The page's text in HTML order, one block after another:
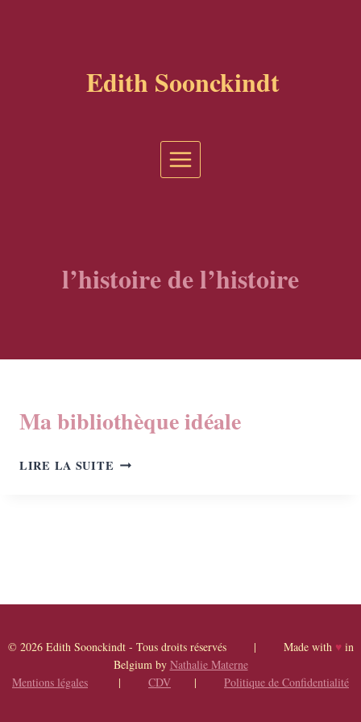
Edith Soonckindt
l’histoire de l’histoire
Ma bibliothèque idéale
LIRE LA SUITE MA
© 2026 Edith Soonckindt - Tous droits réservés | Made with ♥in
Belgium by Nathalie Materne
Mentions légales | CDV | Politique de Confidentialité